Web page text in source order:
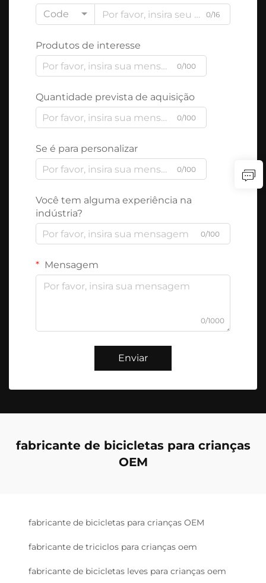
Code
0/16
Produtos de interesse
0/100
Quantidade prevista de aquisição
0/100
Se é para personalizar
0/100
Você tem alguma experiência na
indústria?
0/100
Mensagem
0/1000
Enviar
fabricante de bicicletas para crianças
OEM
fabricante de bicicletas para crianças OEM
fabricante de triciclos para crianças oem
fabricante de bicicletas leves para crianças oem